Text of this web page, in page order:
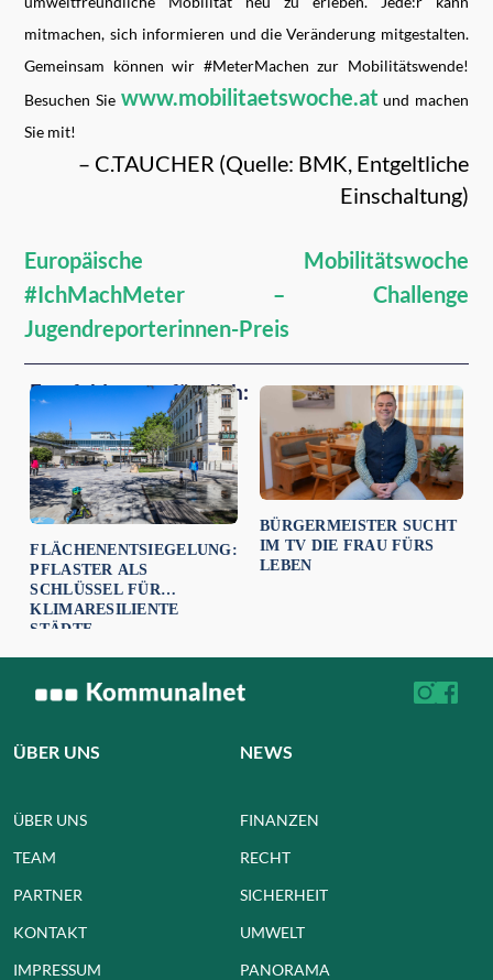
mitmachen, sich informieren und die Veränderung mitgestalten.
Gemeinsam können wir #MeterMachen zur Mobilitätswende!
Besuchen Sie www.mobilitaetswoche.at und machen
Sie mit!
– C.TAUCHER (Quelle: BMK, Entgeltliche
Einschaltung)
Europäische Mobilitätswoche
#IchMachMeter – Challenge
Jugendreporterinnen-Preis
Empfehlungen für dich:
FLÄCHENENTSIEGELUNG:
PFLASTER ALS
SCHLÜSSEL FÜR
KLIMARESILIENTE
STÄDTE
BÜRGERMEISTER SUCHT
IM TV DIE FRAU FÜRS
LEBEN
ÜBER UNS
ÜBER UNS
TEAM
PARTNER
KONTAKT
IMPRESSUM
NEWS
FINANZEN
RECHT
SICHERHEIT
UMWELT
PANORAMA